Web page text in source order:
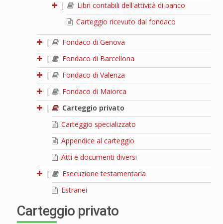
|
Libri contabili dell'attività di banco
Carteggio ricevuto dal fondaco
|
Fondaco di Genova
|
Fondaco di Barcellona
|
Fondaco di Valenza
|
Fondaco di Maiorca
|
Carteggio privato
Carteggio specializzato
Appendice al carteggio
Atti e documenti diversi
|
Esecuzione testamentaria
Estranei
Carteggio privato